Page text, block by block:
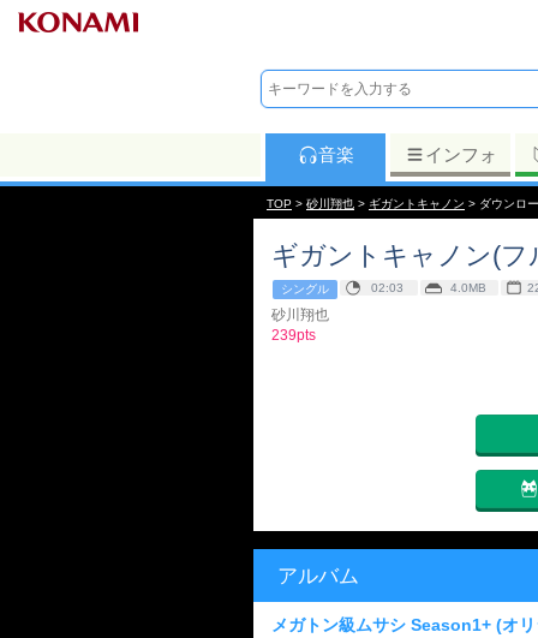
音楽 インフォ
TOP > 砂川翔也 > ギガントキャノン > ダウンロ
ギガントキャノン(フ
シングル 02:03 4.0MB
砂川翔也
239pts
アルバム
メガトン級ムサシ Season1+ (オ